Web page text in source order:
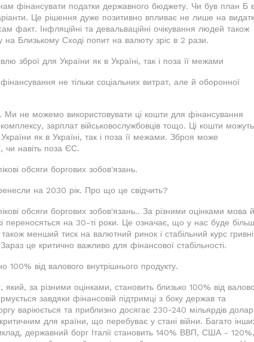
фінансувати податки державного бюджету. Чи був план Б
Це рішення дуже позитивно впливає не лише на
факт. Інфляційні та девальваційні очікування людей також
Близькому Сході попит на валюту зріс в 2 рази.
зброї для України як в Україні, так і поза її межами
не тільки соціальних витрат, але й оборонної
не можемо використовувати ці кошти для фінансування
зарплат військовослужбовців тощо. Ці кошти можуть
як в Україні, так і поза її межами. Зброя може
чи навіть поза ЄС.
обсяги боргових зобов'язань.
на 2030 рік. Про що це свідчить?
обсяги боргових зобов'язань.. За різними оцінками мова
переносяться на 30-ті роки. Це означає, що у нас буде
менший тиск на валютний ринок і стабільний курс
це критично важливо для фінансової стабільності.
100% від валового внутрішнього продукту.
за різними оцінками, становить близько 100% від
завдяки фінансовій підтримці з боку держав та
варіюється та приблизно досягає 230-240 мільярдів
для країни, що перебуває у стані війни. Багато
державний борг Італії становить 140% ВВП, США -